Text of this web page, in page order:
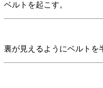
ベルトを起こす。
裏が見えるようにベルトを